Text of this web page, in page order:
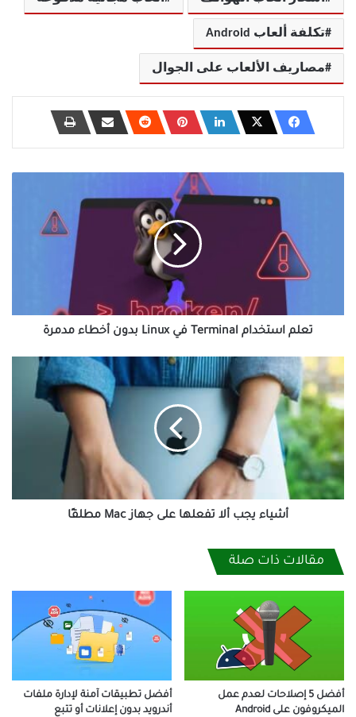
تكلفة ألعاب Android
مصاريف الألعاب على الجوال
تعلم استخدام Terminal في Linux بدون أخطاء مدمرة
يجب
ألا
تفعلها
على
جهاز
Mac
مطلقًا
أشياء يجب ألا تفعلها على جهاز Mac مطلقًا
مقالات ذات صلة
أفضل 5 إصلاحات لعدم عمل
الميكروفون على Android
أفضل تطبيقات آمنة لإدارة ملفات
أندرويد بدون إعلانات أو تتبع